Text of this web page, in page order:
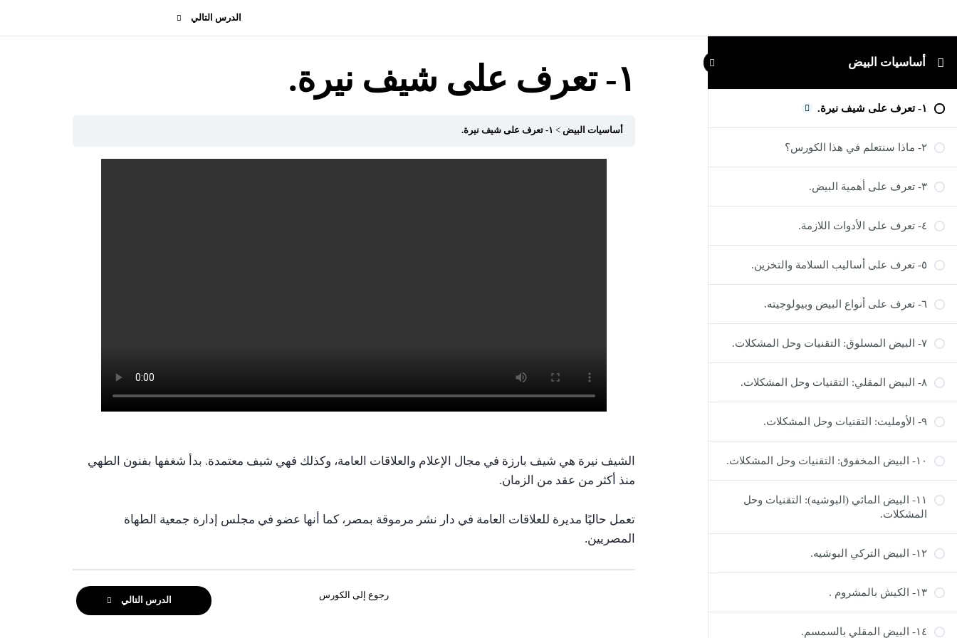
أساسيات البيض
١- تعرف على شيف نيرة.
٢- ماذا سنتعلم في هذا الكورس؟
٣- تعرف على أهمية البيض.
٤- تعرف على الأدوات اللازمة.
٥- تعرف على أساليب السلامة والتخزين.
٦- تعرف على أنواع البيض وبيولوجيته.
٧- البيض المسلوق: التقنيات وحل المشكلات.
٨- البيض المقلي: التقنيات وحل المشكلات.
٩- الأومليت: التقنيات وحل المشكلات.
١٠- البيض المخفوق: التقنيات وحل المشكلات.
١١- البيض المائي (البوشيه): التقنيات وحل
المشكلات.
١٢- البيض التركي البوشيه.
١٣- الكيش بالمشروم .
١٤- البيض المقلي بالسمسم.
الدرس التالي
١- تعرف على شيف نيرة.
أساسيات البيض ١- تعرف على شيف نيرة.
الشيف نيرة هي شيف بارزة في مجال الإعلام والعلاقات العامة، وكذلك فهي شيف معتمدة. بدأ شغفها بفنون الطهي
منذ أكثر من عقد من الزمان.
تعمل حاليًا مديرة للعلاقات العامة في دار نشر مرموقة بمصر، كما أنها عضو في مجلس إدارة جمعية الطهاة
المصريين.
رجوع إلى الكورس الدرس التالي